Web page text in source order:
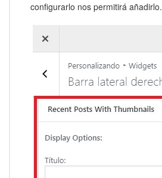
configurarlo nos permitirá añadirlo.